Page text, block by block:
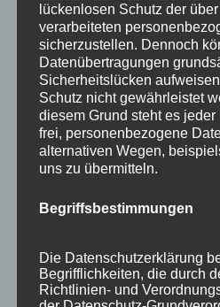
vonHausPartale|Juli 9, 2021
Die Allgäu-Walser-App ist
Allgäu-Walser-Card
lückenlosen Schutz der
verarbeiteten
sicherzustellen. Dennoch
Datenübertragungen
Sicherheitslücken
Schutz nicht gewährleistet
diesem Grund steht es
frei, personenbezogene
alternativen Wegen,
uns zu übermitteln.
Begriffsbestimmungen
Die Datenschutzerklärung
Begrifflichkeiten, die durch
Richtlinien- und